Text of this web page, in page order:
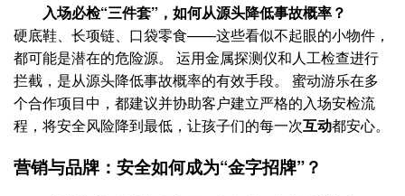
入场必检“三件套”，如何从源头降低事故概率？
硬底鞋、长项链、口袋零食——这些看似不起眼的小物件，
都可能是潜在的危险源。 运用金属探测仪和人工检查进行
拦截，是从源头降低事故概率的有效手段。 蜜动游乐在多
个合作项目中，都建议并协助客户建立严格的入场安检流
程，将安全风险降到最低，让孩子们的每一次互动都安心。
营销与品牌：安全如何成为“金字招牌”？